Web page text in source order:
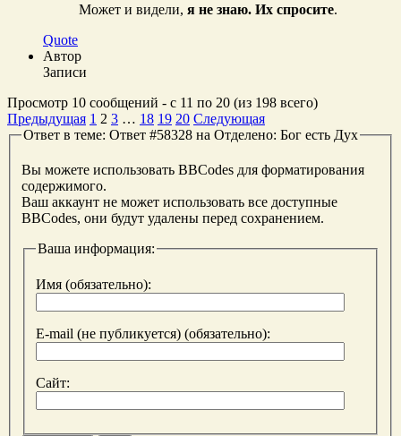
Может и видели, я не знаю. Их спросите.
Quote
Автор
Записи
Просмотр 10 сообщений - с 11 по 20 (из 198 всего)
Предыдущая 1 2 3 … 18 19 20 Следующая
Ответ в теме: Ответ #58328 на Отделено: Бог есть Дух
Вы можете использовать BBCodes для форматирования
содержимого.
Ваш аккаунт не может использовать все доступные
BBCodes, они будут удалены перед сохранением.
Ваша информация:
Имя (обязательно):
E-mail (не публикуется) (обязательно):
Сайт: